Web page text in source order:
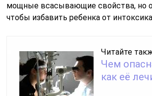
мощные всасывающие свойства, но
чтобы избавить ребенка от
Читайте
Чем
как её